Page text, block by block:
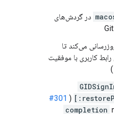
در گردش‌های
می‌کند تا
کاربری با موفقیت
)
-
(
#301
completion